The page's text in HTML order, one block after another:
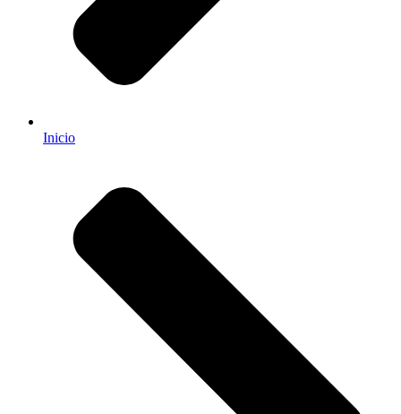
Inicio